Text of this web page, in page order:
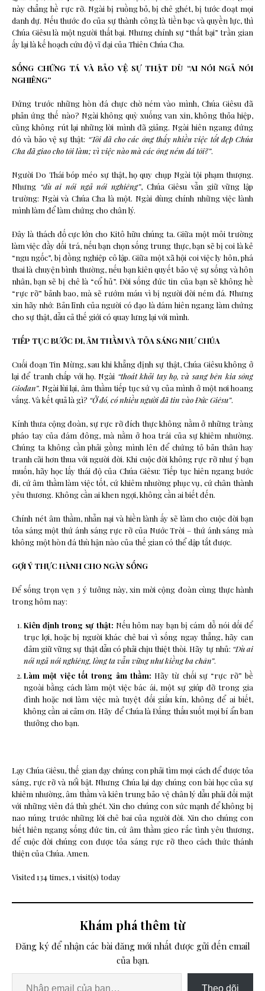
này chẳng hề rực rỡ. Ngài bị ruồng bỏ, bị chê ghét, bị tước đoạt mọi
danh dự. Nếu thước đo của sự thành công là tiền bạc và quyền lực, thì
Chúa Giêsu là một người thất bại. Nhưng chính sự “thất bại” trần gian
ấy lại là kế hoạch cứu độ vĩ đại của Thiên Chúa Cha.
SỐNG CHỨNG TÁ VÀ BẢO VỆ SỰ THẬT DÙ “AI NÓI NGẢ NÓI
NGHIÊNG”
Đứng trước những hòn đá chực chờ ném vào mình, Chúa Giêsu đã
phản ứng thế nào? Ngài không quỳ xuống van xin, không thỏa hiệp,
cũng không rút lại những lời mình đã giảng. Ngài hiên ngang đứng
đó và bảo vệ sự thật: “Tôi đã cho các ông thấy nhiều việc tốt đẹp Chúa
Cha đã giao cho tôi làm; vì việc nào mà các ông ném đá tôi?”.
Người Do Thái bóp méo sự thật, họ quy chụp Ngài tội phạm thượng.
Nhưng “dù ai nói ngả nói nghiêng”, Chúa Giêsu vẫn giữ vững lập
trường: Ngài và Chúa Cha là một. Ngài dùng chính những việc lành
mình làm để làm chứng cho chân lý.
Đây là thách đố cực lớn cho Kitô hữu chúng ta. Giữa một môi trường
làm việc đầy dối trá, nếu bạn chọn sống trung thực, bạn sẽ bị coi là kẻ
“ngu ngốc”, bị đồng nghiệp cô lập. Giữa một xã hội coi việc ly hôn, phá
thai là chuyện bình thường, nếu bạn kiên quyết bảo vệ sự sống và hôn
nhân, bạn sẽ bị chê là “cổ hủ”. Đời sống đức tin của bạn sẽ không hề
“rực rỡ” bảnh bao, mà sẽ rướm máu vì bị người đời ném đá. Nhưng
xin hãy nhớ: Bản lĩnh của người có đạo là dám hiên ngang làm chứng
cho sự thật, dẫu cả thế giới có quay lưng lại với mình.
TIẾP TỤC BƯỚC ĐI, ÂM THẦM VÀ TỎA SÁNG NHƯ CHÚA
Cuối đoạn Tin Mừng, sau khi khẳng định sự thật, Chúa Giêsu không ở
lại để tranh chấp với họ. Ngài “thoát khỏi tay họ, và sang bên kia sông
Giođan”. Ngài lùi lại, âm thầm tiếp tục sứ vụ của mình ở một nơi hoang
vắng. Và kết quả là gì? “Ở đó, có nhiều người đã tin vào Đức Giêsu”.
Kính thưa cộng đoàn, sự rực rỡ đích thực không nằm ở những tràng
pháo tay của đám đông, mà nằm ở hoa trái của sự khiêm nhường.
Chúng ta không cần phải gồng mình lên để chứng tỏ bản thân hay
tranh cãi hơn thua với người đời. Khi cuộc đời không rực rỡ như ý bạn
muốn, hãy học lấy thái độ của Chúa Giêsu: Tiếp tục hiên ngang bước
đi, cứ âm thầm làm việc tốt, cứ khiêm nhường phục vụ, cứ chân thành
yêu thương. Không cần ai khen ngợi, không cần ai biết đến.
Chính nét âm thầm, nhẫn nại và hiền lành ấy sẽ làm cho cuộc đời bạn
tỏa sáng một thứ ánh sáng rực rỡ của Nước Trời – thứ ánh sáng mà
không một hòn đá thù hận nào của thế gian có thể dập tắt được.
GỢI Ý THỰC HÀNH CHO NGÀY SỐNG
Để sống trọn vẹn 3 ý tưởng này, xin mời cộng đoàn cùng thực hành
trong hôm nay:
Kiên định trong sự thật: Nếu hôm nay bạn bị cám dỗ nói dối để
trục lợi, hoặc bị người khác chê bai vì sống ngay thẳng, hãy can
đảm giữ vững sự thật dẫu có phải chịu thiệt thòi. Hãy tự nhủ: “Dù ai
nói ngả nói nghiêng, lòng ta vẫn vững như kiềng ba chân”.
Làm một việc tốt trong âm thầm: Hãy từ chối sự “rực rỡ” bề
ngoài bằng cách làm một việc bác ái, một sự giúp đỡ trong gia
đình hoặc nơi làm việc mà tuyệt đối giấu kín, không để ai biết,
không cần ai cảm ơn. Hãy để Chúa là Đấng thấu suốt mọi bí ẩn ban
thưởng cho bạn.
Lạy Chúa Giêsu, thế gian dạy chúng con phải tìm mọi cách để được tỏa
sáng, rực rỡ và nổi bật. Nhưng Chúa lại dạy chúng con bài học của sự
khiêm nhường, âm thầm và kiên trung bảo vệ chân lý dẫu phải đối mặt
với những viên đá thù ghét. Xin cho chúng con sức mạnh để không bị
nao núng trước những lời chê bai của người đời. Xin cho chúng con
biết hiên ngang sống đức tin, cứ âm thầm gieo rắc tình yêu thương,
để cuộc đời chúng con được tỏa sáng rực rỡ theo cách thức thánh
thiện của Chúa. Amen.
Visited 134 times, 1 visit(s) today
Khám phá thêm từ
Đăng ký để nhận các bài đăng mới nhất được gửi đến email
của bạn.
Theo dõi